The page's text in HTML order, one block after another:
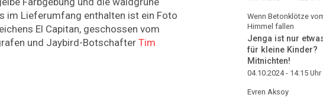
im Lieferumfang enthalten ist ein Foto
El Capitan, geschossen vom
und Jaybird-Botschafter Tim
Wenn Betonklötze
Himmel fallen
Jenga ist nur
für kleine Kinder?
Mitnichten!
04.10.2024 - 14:15 Uhr
Evren Aksoy